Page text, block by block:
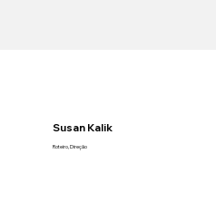
Susan Kalik
Roteiro, Direção